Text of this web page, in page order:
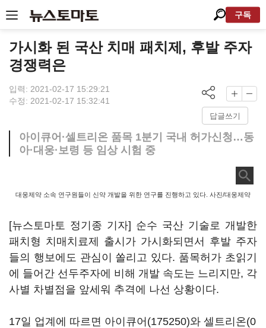
구독
가시화 된 국산 치매 패치제, 후발 주자
경쟁력은
입력: 2021-02-17 15:29:21
수정: 2021-02-17 15:32:41
답글쓰기
아이큐어·셀트리온 품목 1분기 국내 허가신청…동
아·대웅·보령 등 임상 시험 중
대웅제약 소속 연구원들이 신약 개발을 위한 연구를 진행하고 있다. 사진/대웅제약
[뉴스토마토 정기종 기자] 순수 국산 기술로 개발한
패치형 치매치료제 출시가 가시화되면서 후발 주자
들의 행보에도 관심이 쏠리고 있다. 품목허가 초읽기
에 들어간 선두주자에 비해 개발 속도는 느리지만, 각
사별 차별점을 앞세워 추격에 나선 상황이다.
17일 업계에 따르면 아이큐어(175250)와 셀트리온(0